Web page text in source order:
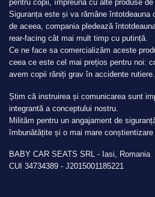
pentru copii, împreună cu alte produse
Siguranța este și va rămâne întotdeauna
de aceea, compania pledează
rear-facing cât mai mult timp cu putință.
Ce ne face sa comercializăm aceste
ceea ce este cel mai prețios pentru noi:
avem copii răniți grav în accidente rutiere.
Știm că instruirea și comunicarea sunt
integrantă a conceptului nostru.
Milităm pentru un angajament de
îmbunătățite și o mai mare conștientizare
BABY CAR SEATS SRL - Iasi, Romania
CUI 34734389 - J2015001185221